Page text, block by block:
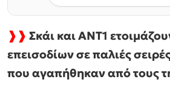
❱❱ Σκάι και ΑΝΤ1
επεισοδίων σε παλιές
που αγαπήθηκαν από τους